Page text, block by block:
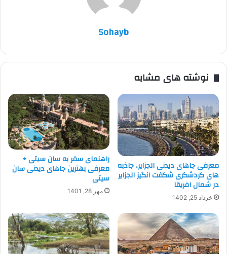
Sohayb
نوشته های مشابه
معرفی جاهای دیدنی الجزایر، جاذبه
های گردشگری شگفت انگیز الجزایر
در شمال افریقا
خرداد 25, 1402
راهنمای سفر به سان سیتی +
معرفی بهترین جاهای دیدنی سان
سیتی
مهر 28, 1401